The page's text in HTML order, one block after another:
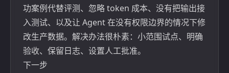
功案例代替评测、忽略 token 成本、没有把输出接
入测试、以及让 Agent 在没有权限边界的情况下修
改生产数据。解决办法很朴素：小范围试点、明确
验收、保留日志、设置人工批准。
下一步